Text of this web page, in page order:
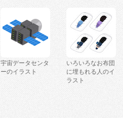
宇宙データセンタ
ーのイラスト
いろいろなお布団
に埋もれる人のイ
ラスト